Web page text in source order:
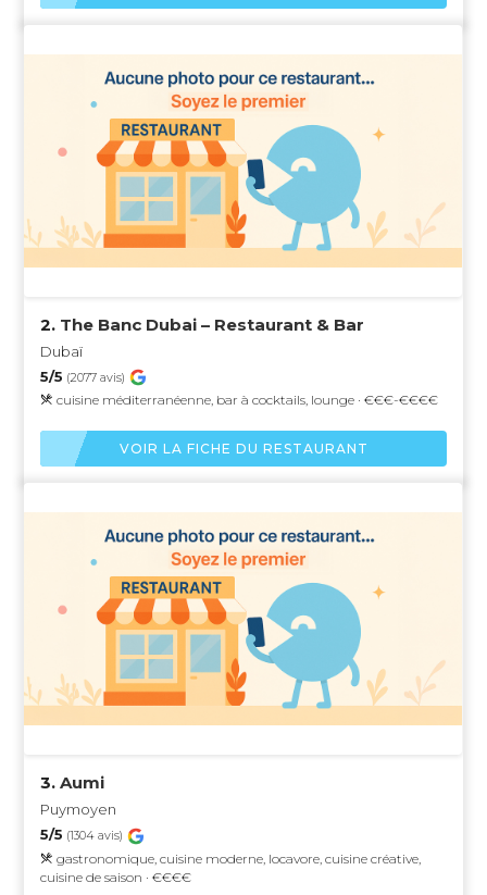
2. The Banc Dubai – Restaurant & Bar
Dubaï
5/5 (2077 avis)
cuisine méditerranéenne, bar à cocktails, lounge · €€€-€€€€
VOIR LA FICHE DU RESTAURANT
3.Aumi
Puymoyen
5/5 (1304 avis)
gastronomique, cuisine moderne, locavore, cuisine créative,
cuisine de saison · €€€€